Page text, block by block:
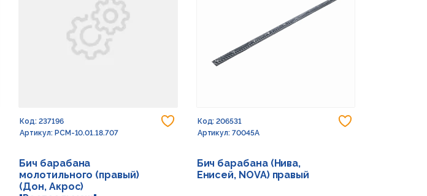
Добавить в избранное Добавить в избранное
Код: 237196
Артикул: РСМ-10.01.18.707
Бич барабана
молотильного (правый)
(Дон, Акрос)
Код: 206531
Артикул: 70045А
Бич барабана (Нива,
Енисей, NOVA) правый